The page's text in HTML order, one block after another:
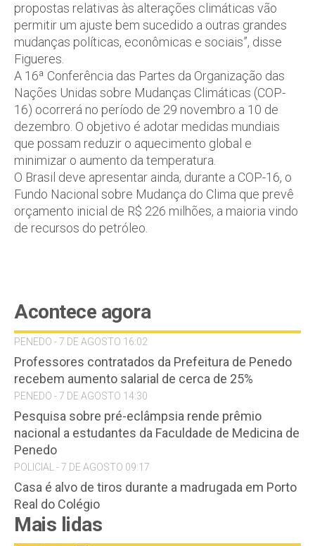
propostas relativas às alterações climáticas vão
permitir um ajuste bem sucedido a outras grandes
mudanças políticas, econômicas e sociais”, disse
Figueres.
A 16ª Conferência das Partes da Organização das
Nações Unidas sobre Mudanças Climáticas (COP-
16) ocorrerá no período de 29 novembro a 10 de
dezembro. O objetivo é adotar medidas mundiais
que possam reduzir o aquecimento global e
minimizar o aumento da temperatura.
O Brasil deve apresentar ainda, durante a COP-16, o
Fundo Nacional sobre Mudança do Clima que prevê
orçamento inicial de R$ 226 milhões, a maioria vindo
de recursos do petróleo.
Acontece agora
PENEDO - 7 DE AGOSTO 16:02
Professores contratados da Prefeitura de Penedo
recebem aumento salarial de cerca de 25%
PENEDO - 7 DE AGOSTO 14:30
Pesquisa sobre pré-eclâmpsia rende prêmio
nacional a estudantes da Faculdade de Medicina de
Penedo
POLICIAL - 7 DE AGOSTO 09:17
Casa é alvo de tiros durante a madrugada em Porto
Real do Colégio
Mais lidas